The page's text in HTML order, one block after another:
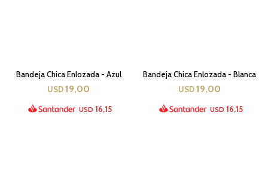
Bandeja Chica Enlozada - Azul
USD 19,00
USD 16,15
Bandeja Chica Enlozada - Blanca
USD 19,00
USD 16,15